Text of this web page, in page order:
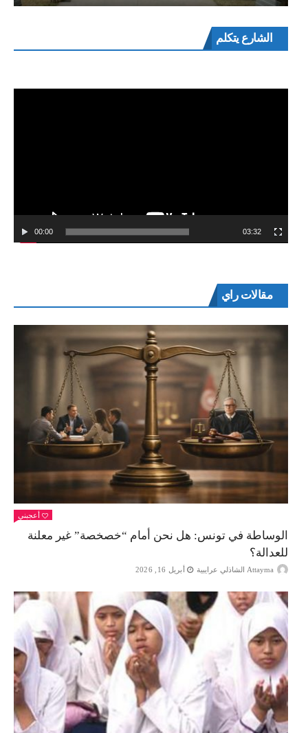
الشارع يتكلممشغل
00:00 03:32
مقالات راي
أعجبني
الوساطة في تونس: هل نحن أمام “خصخصة” غير معلنة
للعدالة؟
Attayma الشاذلي عرايبية أبريل 16, 2026